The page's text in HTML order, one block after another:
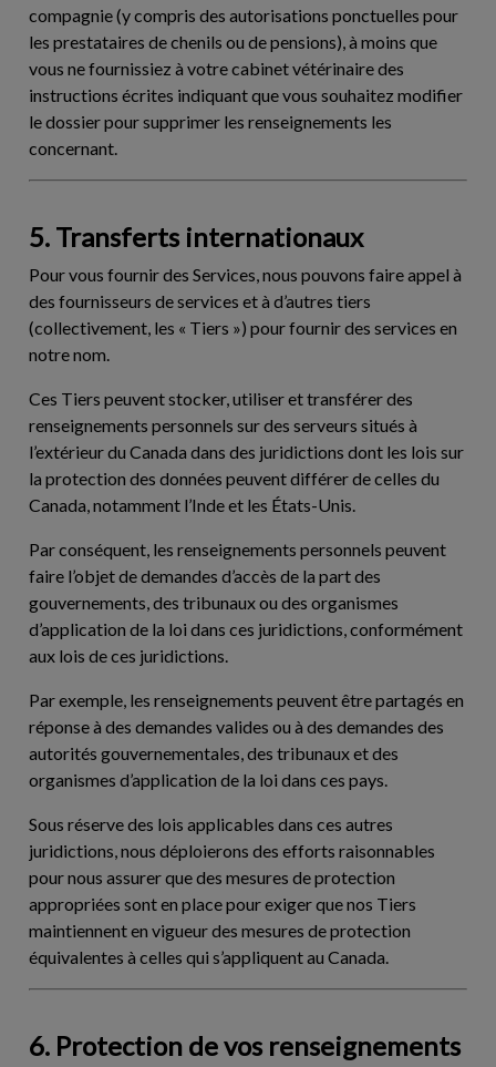
compagnie (y compris des autorisations ponctuelles pour
les prestataires de chenils ou de pensions), à moins que
vous ne fournissiez à votre cabinet vétérinaire des
instructions écrites indiquant que vous souhaitez modifier
le dossier pour supprimer les renseignements les
concernant.
5. Transferts internationaux
Pour vous fournir des Services, nous pouvons faire appel à
des fournisseurs de services et à d’autres tiers
(collectivement, les « Tiers ») pour fournir des services en
notre nom.
Ces Tiers peuvent stocker, utiliser et transférer des
renseignements personnels sur des serveurs situés à
l’extérieur du Canada dans des juridictions dont les lois sur
la protection des données peuvent différer de celles du
Canada, notamment l’Inde et les États-Unis.
Par conséquent, les renseignements personnels peuvent
faire l’objet de demandes d’accès de la part des
gouvernements, des tribunaux ou des organismes
d’application de la loi dans ces juridictions, conformément
aux lois de ces juridictions.
Par exemple, les renseignements peuvent être partagés en
réponse à des demandes valides ou à des demandes des
autorités gouvernementales, des tribunaux et des
organismes d’application de la loi dans ces pays.
Sous réserve des lois applicables dans ces autres
juridictions, nous déploierons des efforts raisonnables
pour nous assurer que des mesures de protection
appropriées sont en place pour exiger que nos Tiers
maintiennent en vigueur des mesures de protection
équivalentes à celles qui s’appliquent au Canada.
6. Protection de vos renseignements